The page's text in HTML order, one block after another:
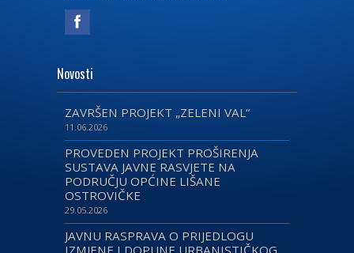
Novosti
ZAVRŠEN PROJEKT „ZELENI VAL“
11.06.2026
PROVEDEN PROJEKT PROŠIRENJA
SUSTAVA JAVNE RASVJETE NA
PODRUČJU OPĆINE LIŠANE
OSTROVIČKE
29.05.2026
JAVNU RASPRAVA O PRIJEDLOGU
IZMJENE I DOPUNE URBANISTIČKOG